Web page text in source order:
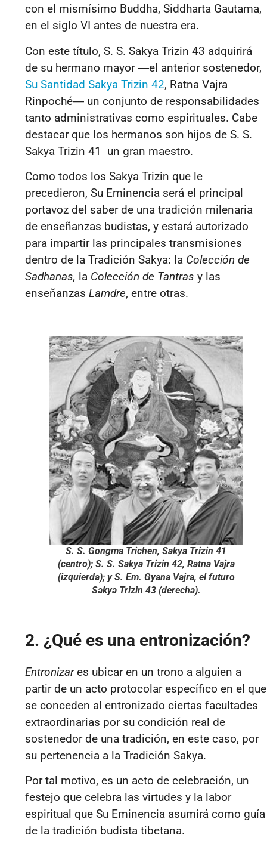
con el mismísimo Buddha, Siddharta Gautama,
en el siglo VI antes de nuestra era.
Con este título, S. S. Sakya Trizin 43 adquirirá
de su hermano mayor―el anterior sostenedor,
Su Santidad Sakya Trizin 42, Ratna Vajra
Rinpoché― un conjunto de responsabilidades
tanto administrativas como espirituales. Cabe
destacar que los hermanos son hijos de S. S.
Sakya Trizin 41 un gran maestro.
Como todos los Sakya Trizin que le
precedieron, Su Eminencia será el principal
portavoz del saber de una tradición milenaria
de enseñanzas budistas, y estará autorizado
para impartir las principales transmisiones
dentro de la Tradición Sakya: la Colección de
Sadhanas, la Colección de Tantras y las
enseñanzas Lamdre, entre otras.
S. S. Gongma Trichen, Sakya Trizin 41
(centro); S. S. Sakya Trizin 42, Ratna Vajra
(izquierda); y S. Em. Gyana Vajra, el futuro
Sakya Trizin 43 (derecha).
2. ¿Qué es una entronización?
Entronizares ubicar en un trono a alguien a
partir de un acto protocolar específico en el que
se conceden al entronizado ciertas facultades
extraordinarias por su condición real de
sostenedor de una tradición, en este caso, por
su pertenencia a la Tradición Sakya.
Por tal motivo, es un acto de celebración, un
festejo que celebra las virtudes y la labor
espiritual que Su Eminencia asumirá como guía
de la tradición budista tibetana.